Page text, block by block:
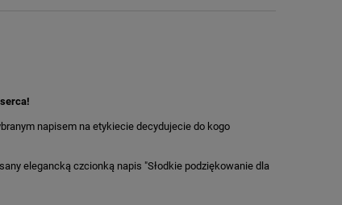
napisem na etykiecie decydujecie do kogo
elegancką czcionką napis "Słodkie podziękowanie dla